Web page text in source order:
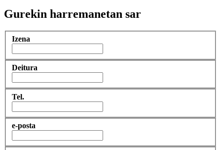
Gurekin harremanetan sar
Izena
Deitura
Tel.
e-posta